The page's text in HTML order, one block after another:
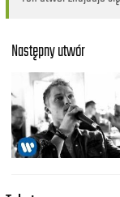
Następny utwór